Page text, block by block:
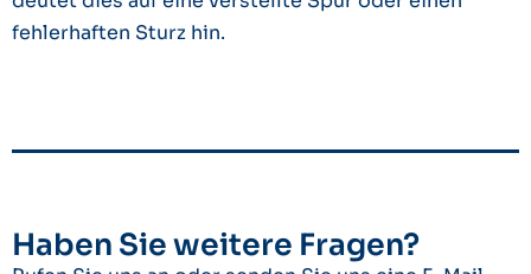
fehlerhaften Sturz hin.
Haben Sie weitere Fragen?